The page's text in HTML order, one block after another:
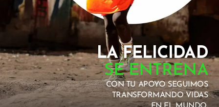
LA FELICIDAD
SE ENTRENA
CON TU APOYO SEGUIMOS
TRANSFORMANDO VIDAS